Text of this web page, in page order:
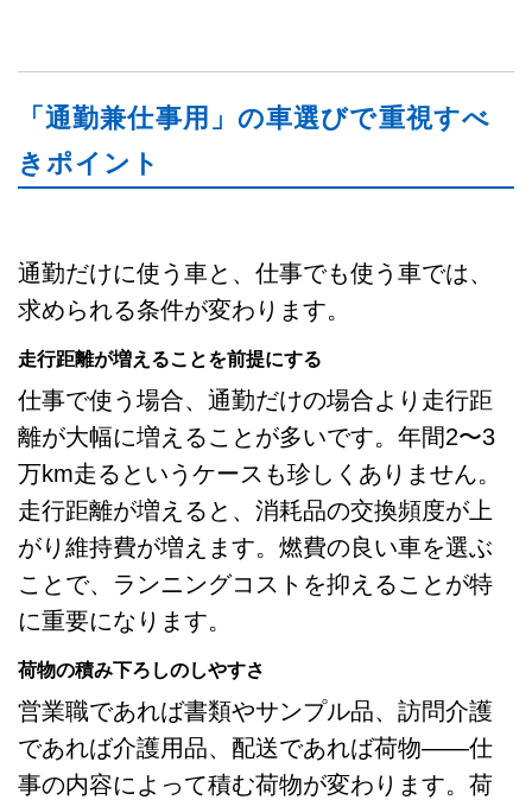
「通勤兼仕事用」の車選びで重視すべ
きポイント
通勤だけに使う車と、仕事でも使う車では、
求められる条件が変わります。
走行距離が増えることを前提にする
仕事で使う場合、通勤だけの場合より走行距
離が大幅に増えることが多いです。年間2〜3
万km走るというケースも珍しくありません。
走行距離が増えると、消耗品の交換頻度が上
がり維持費が増えます。燃費の良い車を選ぶ
ことで、ランニングコストを抑えることが特
に重要になります。
荷物の積み下ろしのしやすさ
営業職であれば書類やサンプル品、訪問介護
であれば介護用品、配送であれば荷物——仕
事の内容によって積む荷物が変わります。荷